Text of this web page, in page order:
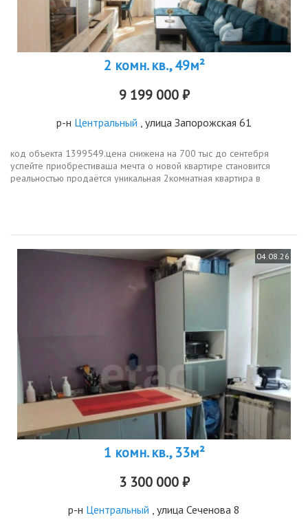
2 комн. кв., 49м²
9 199 000 ₽
р-н Центральный , улица Запорожская 61
код объекта 1399549.цена снижена на 700 тыс до сентебря
успейте приобрестиваша мечта о новой квартире становится
реальностью продаётся уникальная 2комнатная квартира в
04.08.26
1 комн. кв., 33м²
3 300 000 ₽
р-н Центральный , улица Сеченова 8